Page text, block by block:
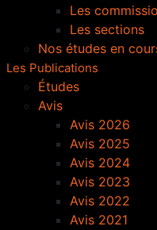
Les
Les sections
Nos études en
Les Publications
Études
Avis
Avis 2026
Avis 2025
Avis 2024
Avis 2023
Avis 2022
Avis 2021